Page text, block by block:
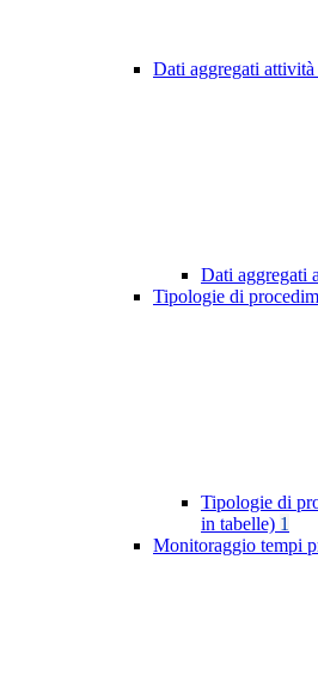
Dati aggregati
Dati aggregati
Tipologie di
Tipologie di
in tabelle) 1
Monitoraggio tempi